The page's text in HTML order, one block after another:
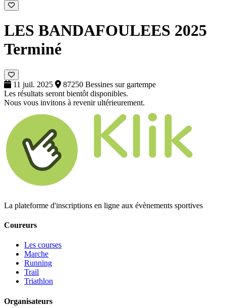
LES BANDAFOULEES 2025
Terminé
11 juil. 2025
87250 Bessines sur gartempe
Les résultats seront bientôt disponibles.
Nous vous invitons à revenir ultérieurement.
La plateforme d'inscriptions en ligne aux évènements sportives
Coureurs
Les courses
Marche
Running
Trail
Triathlon
Organisateurs